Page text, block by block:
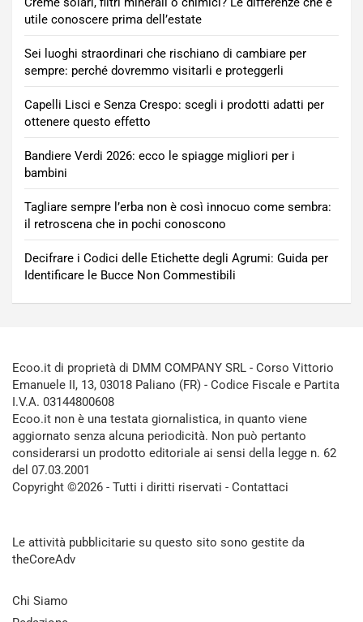
utile conoscere prima dell’estate
Sei luoghi straordinari che rischiano di cambiare per
sempre: perché dovremmo visitarli e proteggerli
Capelli Lisci e Senza Crespo: scegli i prodotti adatti per
ottenere questo effetto
Bandiere Verdi 2026: ecco le spiagge migliori per i
bambini
Tagliare sempre l’erba non è così innocuo come sembra:
il retroscena che in pochi conoscono
Decifrare i Codici delle Etichette degli Agrumi: Guida per
Identificare le Bucce Non Commestibili
Ecoo.it di proprietà di DMM COMPANY SRL - Corso Vittorio
Emanuele II, 13, 03018 Paliano (FR) - Codice Fiscale e Partita
I.V.A. 03144800608
Ecoo.it non è una testata giornalistica, in quanto viene
aggiornato senza alcuna periodicità. Non può pertanto
considerarsi un prodotto editoriale ai sensi della legge n. 62
del 07.03.2001
Copyright ©2026 - Tutti i diritti riservati - Contattaci
Le attività pubblicitarie su questo sito sono gestite da
theCoreAdv
Chi Siamo